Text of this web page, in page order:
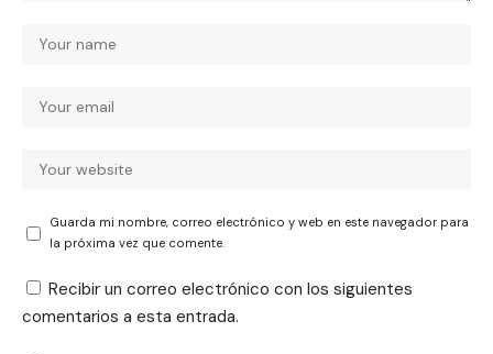
Guarda mi nombre, correo electrónico y web en este navegador para
la próxima vez que comente.
Recibir un correo electrónico con los siguientes
comentarios a esta entrada.